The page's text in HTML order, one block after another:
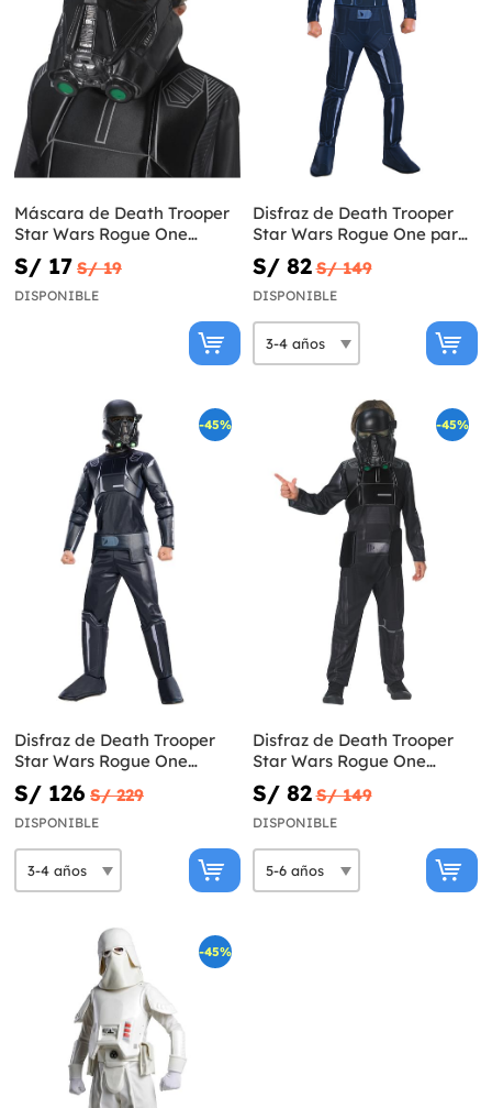
Máscara de Death Trooper
Star Wars Rogue One
infantil
S/ 17 S/ 19
DISPONIBLE
Disfraz de Death Trooper
Star Wars Rogue One para
niño
S/ 82 S/ 149
DISPONIBLE
-45%
Disfraz de Death Trooper
Star Wars Rogue One
premium infantil
S/ 126 S/ 229
DISPONIBLE
-45%
Disfraz de Death Trooper
Star Wars Rogue One
deluxe infantil
S/ 82 S/ 149
DISPONIBLE
-45%